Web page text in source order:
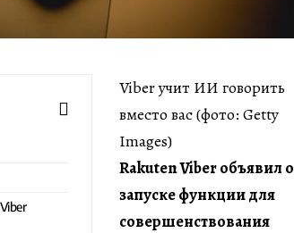
Viber учит ИИ говорить
вместо вас (фото: Getty
Images)
Rakuten Viber объявил о
запуске функции для
совершенствования